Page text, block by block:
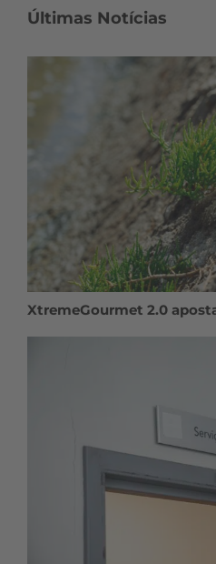
Últimas Notícias
XtremeGourmet 2.0